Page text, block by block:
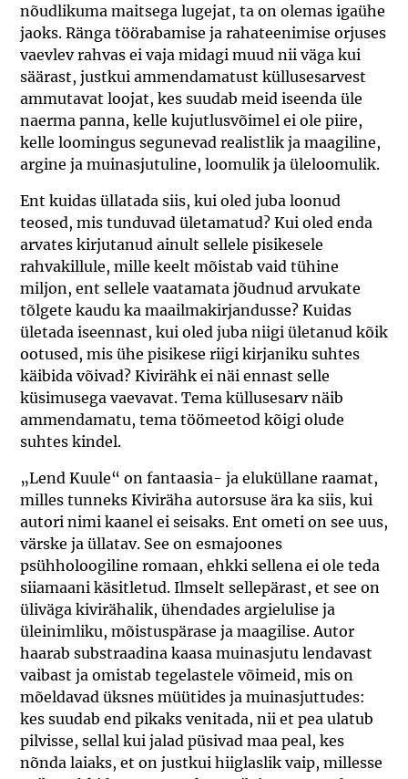
nõudlikuma maitsega lugejat, ta on olemas igaühe
jaoks. Ränga töörabamise ja rahateenimise orjuses
vaevlev rahvas ei vaja midagi muud nii väga kui
säärast, justkui ammendamatust küllusesarvest
ammutavat loojat, kes suudab meid iseenda üle
naerma panna, kelle kujutlusvõimel ei ole piire,
kelle loomingus segunevad realistlik ja maagiline,
argine ja muinasjutuline, loomulik ja üleloomulik.
Ent kuidas üllatada siis, kui oled juba loonud
teosed, mis tunduvad ületamatud? Kui oled enda
arvates kirjutanud ainult sellele pisikesele
rahvakillule, mille keelt mõistab vaid tühine
miljon, ent sellele vaatamata jõudnud arvukate
tõlgete kaudu ka maailmakirjandusse? Kuidas
ületada iseennast, kui oled juba niigi ületanud kõik
ootused, mis ühe pisikese riigi kirjaniku suhtes
käibida võivad? Kivirähk ei näi ennast selle
küsimusega vaevavat. Tema küllusesarv näib
ammendamatu, tema töömeetod kõigi olude
suhtes kindel.
„Lend Kuule“ on fantaasia- ja eluküllane raamat,
milles tunneks Kiviräha autorsuse ära ka siis, kui
autori nimi kaanel ei seisaks. Ent ometi on see uus,
värske ja üllatav. See on esmajoones
psühholoogiline romaan, ehkki sellena ei ole teda
siiamaani käsitletud. Ilmselt sellepärast, et see on
üliväga kivirähalik, ühendades argielulise ja
üleinimliku, mõistuspärase ja maagilise. Autor
haarab substraadina kaasa muinasjutu lendavast
vaibast ja omistab tegelastele võimeid, mis on
mõeldavad üksnes müütides ja muinasjuttudes:
kes suudab end pikaks venitada, nii et pea ulatub
pilvisse, sellal kui jalad püsivad maa peal, kes
nõnda laiaks, et on justkui hiiglaslik vaip, millesse